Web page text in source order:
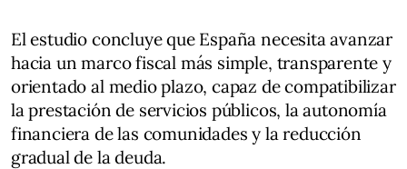
El estudio concluye que España necesita avanzar
hacia un marco fiscal más simple, transparente y
orientado al medio plazo, capaz de compatibilizar
la prestación de servicios públicos, la autonomía
financiera de las comunidades y la reducción
gradual de la deuda.